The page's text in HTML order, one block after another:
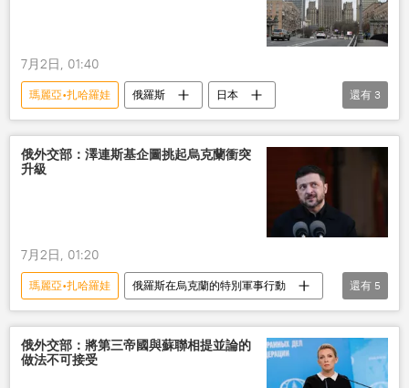
7月2日, 01:40
瑪麗亞•扎哈羅娃 俄羅斯
日本
美國
國際 軍事
還有 3
俄外交部：澤連斯基企圖挑起烏克蘭衝突
升級
7月2日, 01:20
瑪麗亞•扎哈羅娃
俄羅斯在烏克蘭的特別軍事行動
俄羅斯
烏克蘭
軍事
軍事行動
澤連斯基
還有 5
俄外交部：將第三帝國與蘇聯相提並論的
做法不可接受